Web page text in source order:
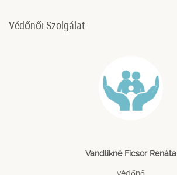
Védőnői Szolgálat
Vandlikné Ficsor Renáta